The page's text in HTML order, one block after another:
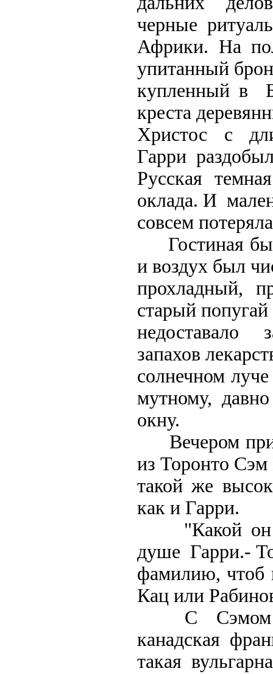
черные
Африки. На
упитанный
купленный в
креста
Христос с
Гарри
Русская
оклада. И
совсем
Гостиная
и воздух был
прохладный,
старый
недоставало
запахов
солнечном
мутному,
окну.
Вечером
из Торонто
такой же
как и Гарри.
"Какой он
душе Гарри.-
фамилию, чтоб
Кац или
С Сэмом
канадская
такая